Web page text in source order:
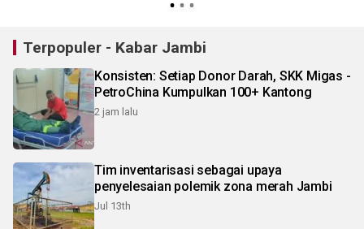
Terpopuler - Kabar Jambi
Konsisten: Setiap Donor Darah, SKK Migas -
PetroChina Kumpulkan 100+ Kantong
2 jam lalu
Tim inventarisasi sebagai upaya
penyelesaian polemik zona merah Jambi
Jul 13th